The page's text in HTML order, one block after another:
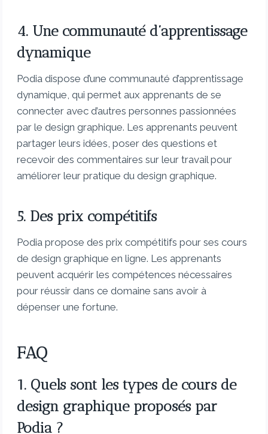
4. Une communauté d’apprentissage
dynamique
Podia dispose d’une communauté d’apprentissage
dynamique, qui permet aux apprenants de se
connecter avec d’autres personnes passionnées
par le design graphique. Les apprenants peuvent
partager leurs idées, poser des questions et
recevoir des commentaires sur leur travail pour
améliorer leur pratique du design graphique.
5. Des prix compétitifs
Podia propose des prix compétitifs pour ses cours
de design graphique en ligne. Les apprenants
peuvent acquérir les compétences nécessaires
pour réussir dans ce domaine sans avoir à
dépenser une fortune.
FAQ
1. Quels sont les types de cours de
design graphique proposés par
Podia ?